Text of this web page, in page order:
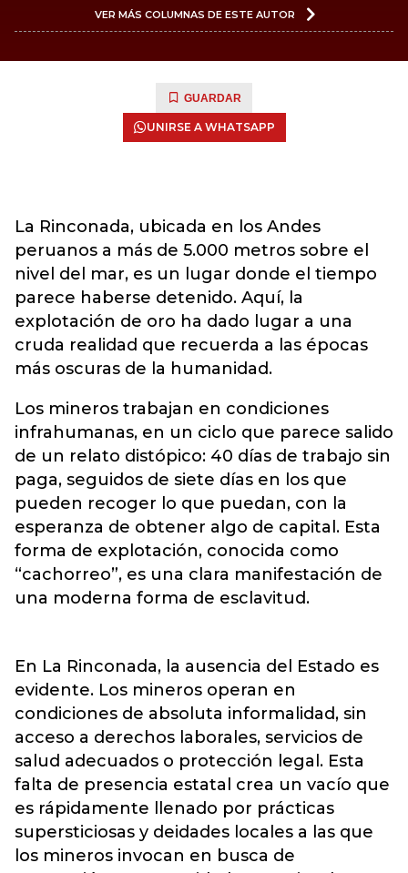
VER MÁS COLUMNAS DE ESTE AUTOR
GUARDAR
UNIRSE A WHATSAPP
La Rinconada, ubicada en los Andes
peruanos a más de 5.000 metros sobre el
nivel del mar, es un lugar donde el tiempo
parece haberse detenido. Aquí, la
explotación de oro ha dado lugar a una
cruda realidad que recuerda a las épocas
más oscuras de la humanidad.
Los mineros trabajan en condiciones
infrahumanas, en un ciclo que parece salido
de un relato distópico: 40 días de trabajo sin
paga, seguidos de siete días en los que
pueden recoger lo que puedan, con la
esperanza de obtener algo de capital. Esta
forma de explotación, conocida como
“cachorreo”, es una clara manifestación de
una moderna forma de esclavitud.
En La Rinconada, la ausencia del Estado es
evidente. Los mineros operan en
condiciones de absoluta informalidad, sin
acceso a derechos laborales, servicios de
salud adecuados o protección legal. Esta
falta de presencia estatal crea un vacío que
es rápidamente llenado por prácticas
supersticiosas y deidades locales a las que
los mineros invocan en busca de